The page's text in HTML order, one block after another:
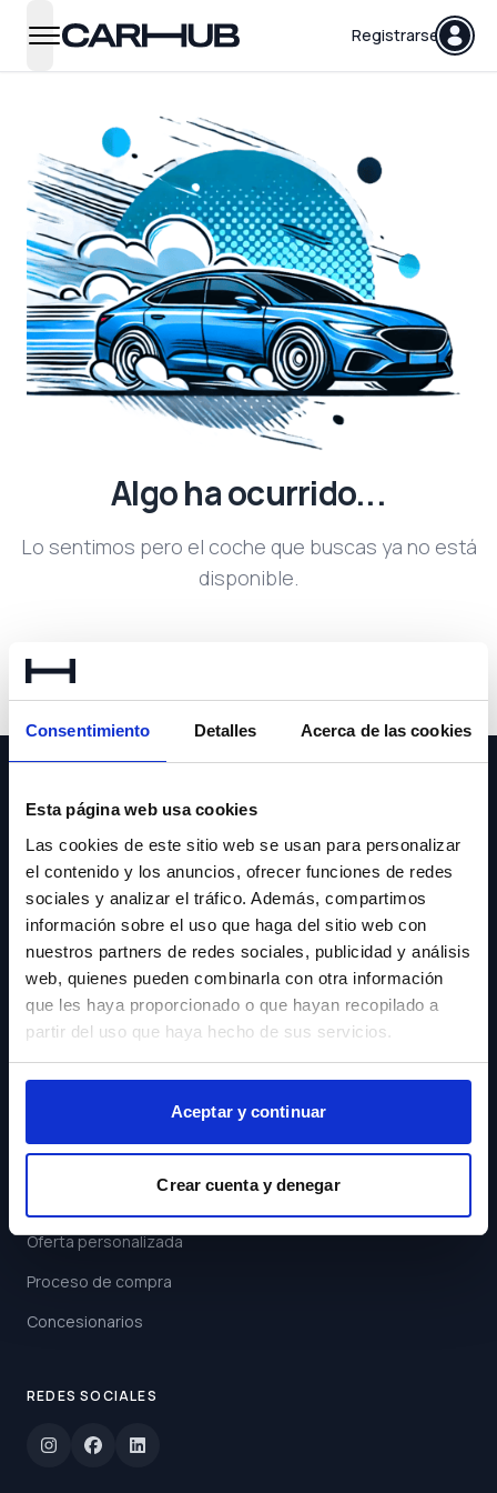
Consentimiento Detalles Acerca de las cookies
Esta página web usa cookies
Las cookies de este sitio web se usan para personalizar
el contenido y los anuncios, ofrecer funciones de redes
sociales y analizar el tráfico. Además, compartimos
información sobre el uso que haga del sitio web con
nuestros partners de redes sociales, publicidad y análisis
web, quienes pueden combinarla con otra información
que les haya proporcionado o que hayan recopilado a
partir del uso que haya hecho de sus servicios.
Aceptar y continuar
Crear cuenta y denegar
open navigation menu
Carhub Registrarse
Algo ha ocurrido...
Lo sentimos pero el coche que buscas ya no está
disponible.
NEWSLETTER
Suscríbete y recibe las últimas novedades y ofertas.
Acepto los
Términos y
Condiciones
Suscribirse
ENLACES
Oferta personalizada
Proceso de compra
Concesionarios
REDES SOCIALES